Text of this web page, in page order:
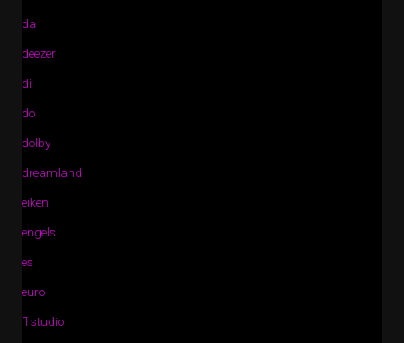
da
deezer
di
do
dolby
dreamland
eiken
engels
es
euro
fl studio